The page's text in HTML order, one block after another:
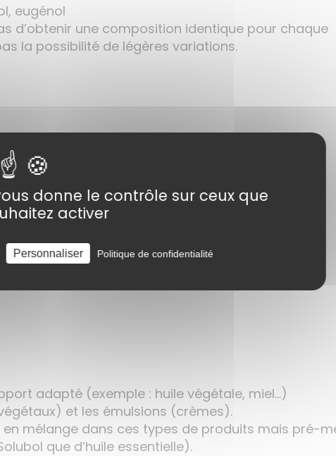
eugénol
d’obtenir une composition identique pour chaque
la possibilité de légères variations.
(HEBBD), chémotypée (HECT)
le commerce équitable
adapté (exemple : huile végétale, miel…)
et les émulsions (crèmes).
en mélange dans ces types de produits mais pré-
que d’huile essentielle).
donne le contrôle sur ceux que
activer
Personnaliser Politique de confidentialité